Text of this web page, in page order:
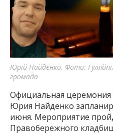
Юрій Найденко. Фото:
громада
Официальная
Юрия Найденко
июня. Мероприятие
Правобережного